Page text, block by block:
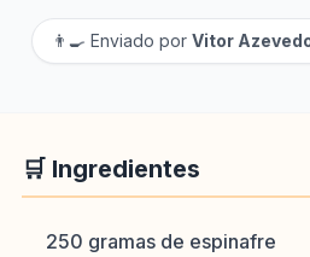
👨‍🍳 Enviado por Vitor
🛒 Ingredientes
250 gramas de espinafre